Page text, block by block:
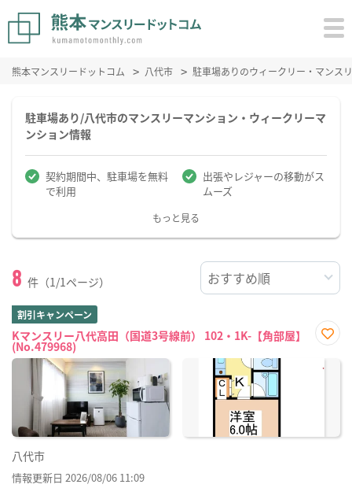
熊本マンスリードットコム 八代市 駐車場ありのウィークリー・マンス
駐車場あり/八代市のマンスリーマンション・ウィークリーマ
ンション情報
契約期間中、駐車場を無料
で利用
出張やレジャーの移動がス
ムーズ
もっと見る
8 件（1/1ページ）
割引キャンペーン
Kマンスリー八代高田（国道3号線前） 102・1K-【角部屋】
(No.479968)
に入
り登
八代市
情報更新日 2026/08/06 11:09